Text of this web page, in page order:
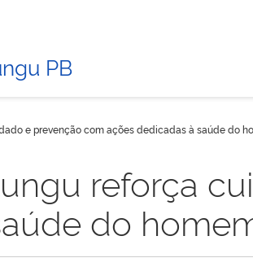
PB
e prevenção com ações dedicadas à saúde do
reforça
do